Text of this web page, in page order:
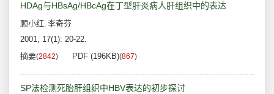
HDAg与HBsAg/HBcAg在丁型肝炎病人肝组织中的表达
顾小红, 李奇芬
2001, 17(1): 20-22.
摘要(2842) PDF (196KB)(867)
SP法检测死胎肝组织中HBV表达的初步探讨